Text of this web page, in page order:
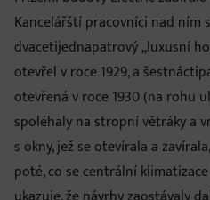
Kancelářští pracovníci nad ním
dvacetijednapatrový „luxusní
otevřel v roce 1929, a
otevřená v roce 1930 (na rohu
spoléhaly na stropní větráky a
s okny, jež se otevírala a
poté, co se centrální